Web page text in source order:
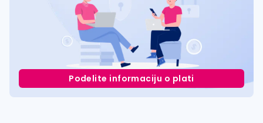
Podelite informaciju o plati